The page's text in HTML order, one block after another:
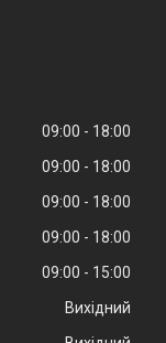
09:00
18:00
09:00
18:00
09:00
18:00
09:00
18:00
09:00
15:00
Вихідний